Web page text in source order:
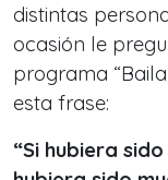
distintas
ocasión le
programa
esta frase:
“Si hubiera